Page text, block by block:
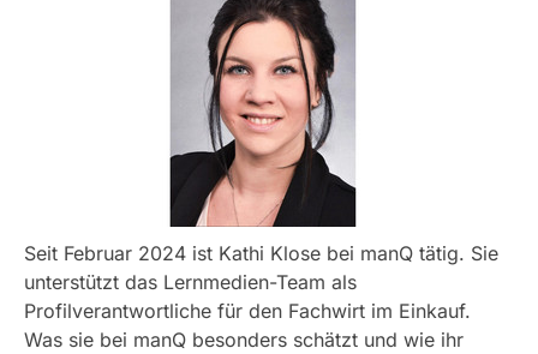
Seit Februar 2024 ist Kathi Klose bei manQ tätig. Sie
unterstützt das Lernmedien-Team als
Profilverantwortliche für den Fachwirt im Einkauf.
Was sie bei manQ besonders schätzt und wie ihr